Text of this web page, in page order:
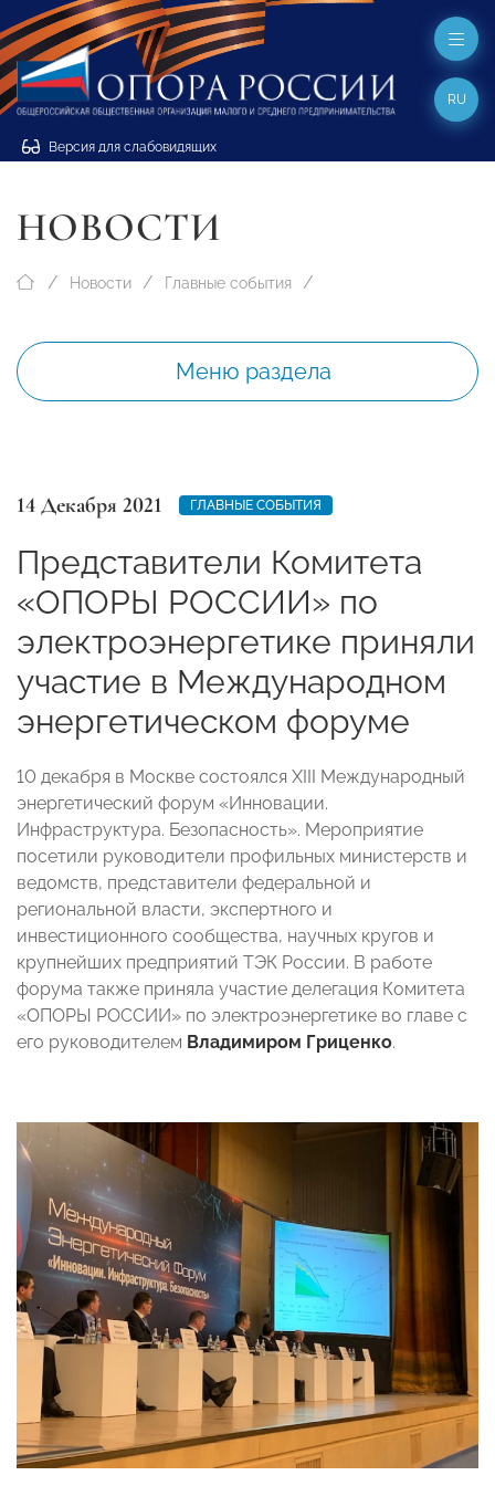
Версия для слабовидящих
RU
НОВОСТИ
Новости Главные события
Меню раздела
14 Декабря 2021 ГЛАВНЫЕ СОБЫТИЯ
Представители Комитета
«ОПОРЫ РОССИИ» по
электроэнергетике приняли
участие в Международном
энергетическом форуме
10 декабря в Москве состоялся XIII Международный
энергетический форум «Инновации.
Инфраструктура. Безопасность». Мероприятие
посетили руководители профильных министерств и
ведомств, представители федеральной и
региональной власти, экспертного и
инвестиционного сообщества, научных кругов и
крупнейших предприятий ТЭК России. В работе
форума также приняла участие делегация Комитета
«ОПОРЫ РОССИИ» по электроэнергетике во главе с
его руководителем Владимиром Гриценко.